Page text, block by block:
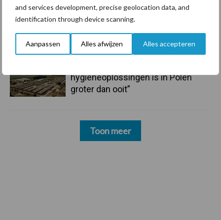
and services development, precise geolocation data, and
identification through device scanning.
Aanpassen Alles afwijzen Alles accepteren
6 aug
Tien praktische tips voor een
hygieneoplossingen is in Polen
groter dan ooit”
Toon meer